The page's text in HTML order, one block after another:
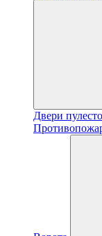
Двери